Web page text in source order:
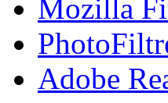
Mozilla
Adobe